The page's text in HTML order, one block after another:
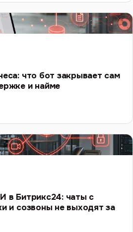
что бот закрывает сам
и найме
в Битрикс24: чаты с
и созвоны не выходят за